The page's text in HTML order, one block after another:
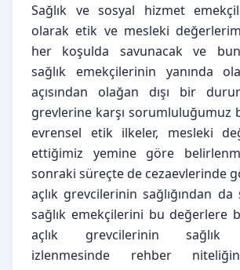
Sağlık ve sosyal hizmet
olarak etik ve mesleki
her koşulda savunacak ve
sağlık emekçilerinin yanında
açısından olağan dışı bir
grevlerine karşı sorumluluğumuz
evrensel etik ilkeler, mesleki
ettiğimiz yemine göre
sonraki süreçte de cezaevlerinde
açlık grevcilerinin sağlığından
sağlık emekçilerini bu değerlere
açlık grevcilerinin sağlık
izlenmesinde rehber